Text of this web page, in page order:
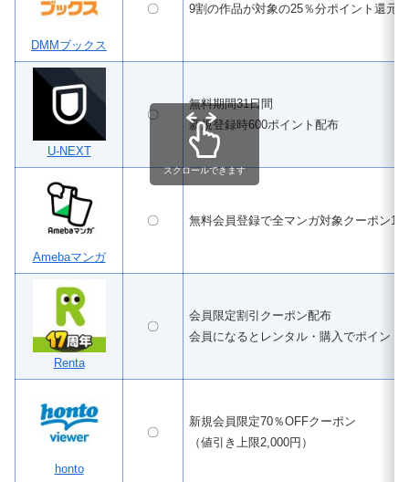
DMMブックス
〇 9割の作品が対象の25％分ポイント還元
U-NEXT
〇
無料期間31日間
新規登録時600ポイント配布
Amebaマンガ
〇 無料会員登録で全マンガ対象クーポン
Renta
〇
会員限定割引クーポン配布
会員になるとレンタル・購入でポイント
honto
〇
新規会員限定70％OFFクーポン
（値引き上限2,000円）
スクロールできます